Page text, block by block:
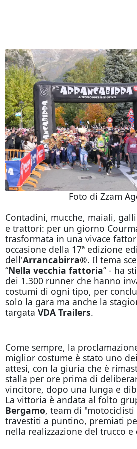
Foto di Zzam
Contadini, mucche, maiali,
e trattori: per un giorno
trasformata in una vivace
occasione della 17ª edizione
dell'Arrancabirra®. Il tema
“Nella vecchia fattoria” - ha
dei 1.300 runner che hanno
costumi di ogni tipo, per
solo la gara ma anche la
targata VDA Trailers.
Come sempre, la
miglior costume è stato uno
attesi, con la giuria che è
stalla per ore prima di
vincitore, dopo una lunga e
La vittoria è andata al folto
Bergamo, team di
travestiti a puntino, premiati
nella realizzazione del trucco